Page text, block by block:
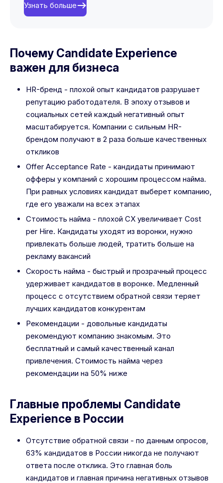
Узнать больше
Почему Candidate Experience
важен для бизнеса
HR-бренд - плохой опыт кандидатов разрушает
репутацию работодателя. В эпоху отзывов и
социальных сетей каждый негативный опыт
масштабируется. Компании с сильным HR-
брендом получают в 2 раза больше качественных
откликов
Offer Acceptance Rate - кандидаты принимают
офферы у компаний с хорошим процессом найма.
При равных условиях кандидат выберет компанию,
где его уважали на всех этапах
Стоимость найма - плохой CX увеличивает Cost
per Hire. Кандидаты уходят из воронки, нужно
привлекать больше людей, тратить больше на
рекламу вакансий
Скорость найма - быстрый и прозрачный процесс
удерживает кандидатов в воронке. Медленный
процесс с отсутствием обратной связи теряет
лучших кандидатов конкурентам
Рекомендации - довольные кандидаты
рекомендуют компанию знакомым. Это
бесплатный и самый качественный канал
привлечения. Стоимость найма через
рекомендации на 50% ниже
Главные проблемы Candidate
Experience в России
Отсутствие обратной связи - по данным опросов,
63% кандидатов в России никогда не получают
ответа после отклика. Это главная боль
кандидатов и главная причина негативных отзывов